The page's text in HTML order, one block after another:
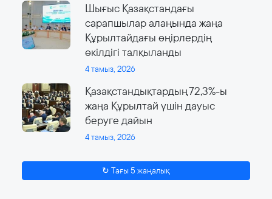
Шығыс Қазақстандағы
сарапшылар алаңында жаңа
Құрылтайдағы өңірлердің
өкілдігі талқыланды
4 тамыз, 2026
Қазақстандықтардың 72,3%-ы
жаңа Құрылтай үшін дауыс
беруге дайын
4 тамыз, 2026
↻ Тағы 5 жаңалық